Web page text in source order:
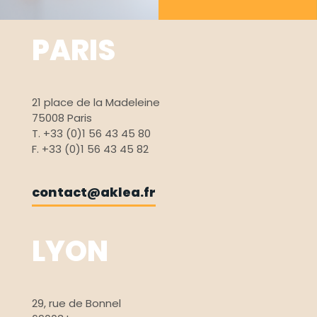
PARIS
21 place de la Madeleine
75008 Paris
T. +33 (0)1 56 43 45 80
F. +33 (0)1 56 43 45 82
contact@aklea.fr
LYON
29, rue de Bonnel